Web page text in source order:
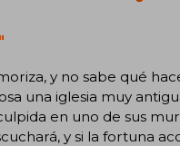
y no sabe qué
una iglesia muy
en uno de sus
y si la fortuna